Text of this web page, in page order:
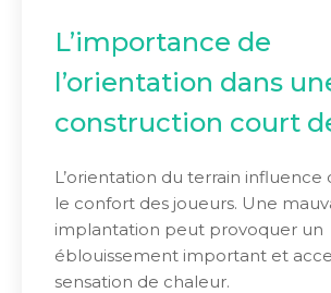
L’importance de
l’orientation dans
construction court
L’orientation du terrain
le confort des joueurs. Une
implantation peut provoquer un
éblouissement important et
sensation de chaleur.